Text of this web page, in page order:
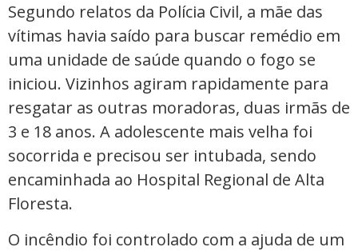
Segundo relatos da Polícia Civil, a mãe das
vítimas havia saído para buscar remédio em
uma unidade de saúde quando o fogo se
iniciou. Vizinhos agiram rapidamente para
resgatar as outras moradoras, duas irmãs de
3 e 18 anos. A adolescente mais velha foi
socorrida e precisou ser intubada, sendo
encaminhada ao Hospital Regional de Alta
Floresta.
O incêndio foi controlado com a ajuda de um